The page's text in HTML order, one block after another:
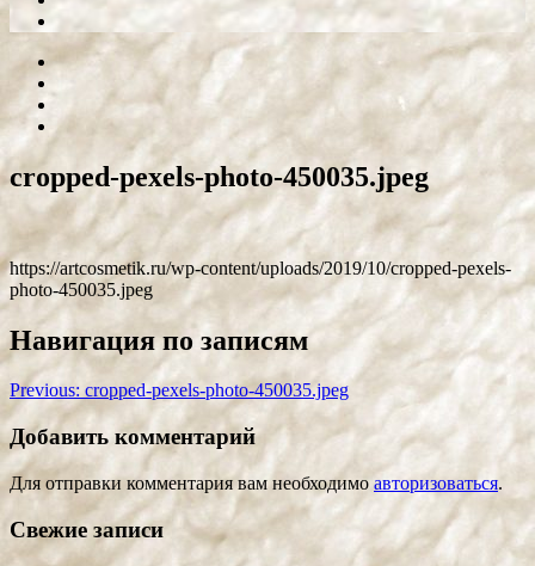
cropped-pexels-photo-450035.jpeg
https://artcosmetik.ru/wp-content/uploads/2019/10/cropped-pexels-
photo-450035.jpeg
Навигация по записям
Previous: cropped-pexels-photo-450035.jpeg
Добавить комментарий
Для отправки комментария вам необходимо авторизоваться.
Свежие записи